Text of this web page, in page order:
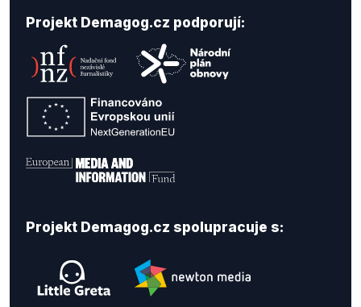
Projekt Demagog.cz podporují:
Projekt Demagog.cz spolupracuje s: